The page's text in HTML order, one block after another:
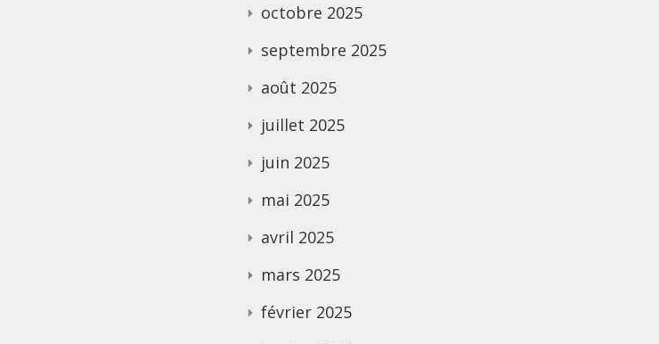
octobre 2025
septembre 2025
août 2025
juillet 2025
juin 2025
mai 2025
avril 2025
mars 2025
février 2025